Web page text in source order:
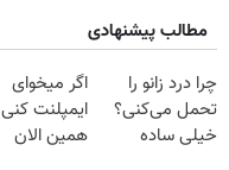
مطالب پیشنهادی
چرا درد زانو را
تحمل می‌کنی؟
خیلی ساده
اگر میخوای
ایمپلنت کنی
همین الان